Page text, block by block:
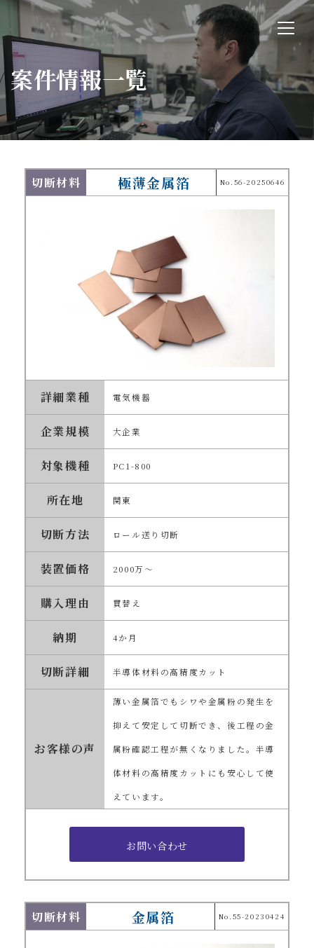
案件情報一覧
切断材料 極薄金属箔 No.56-20250646
詳細業種 電気機器
企業規模 大企業
対象機種 PC1-800
所在地 関東
切断方法 ロール送り切断
装置価格 2000万～
購入理由 買替え
納期 4か月
切断詳細 半導体材料の高精度カット
お客様の声
薄い金属箔でもシワや金属粉の発生を
抑えて安定して切断でき、後工程の金
属粉確認工程が無くなりました。半導
体材料の高精度カットにも安心して使
えています。
切断材料 金属箔 No.55-20230424